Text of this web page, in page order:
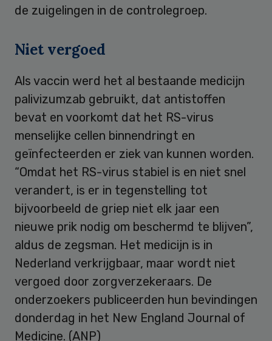
de zuigelingen in de controlegroep.
Niet vergoed
Als vaccin werd het al bestaande medicijn
palivizumzab gebruikt, dat antistoffen
bevat en voorkomt dat het RS-virus
menselijke cellen binnendringt en
geïnfecteerden er ziek van kunnen worden.
“Omdat het RS-virus stabiel is en niet snel
verandert, is er in tegenstelling tot
bijvoorbeeld de griep niet elk jaar een
nieuwe prik nodig om beschermd te blijven”,
aldus de zegsman. Het medicijn is in
Nederland verkrijgbaar, maar wordt niet
vergoed door zorgverzekeraars. De
onderzoekers publiceerden hun bevindingen
donderdag in het New England Journal of
Medicine. (ANP)